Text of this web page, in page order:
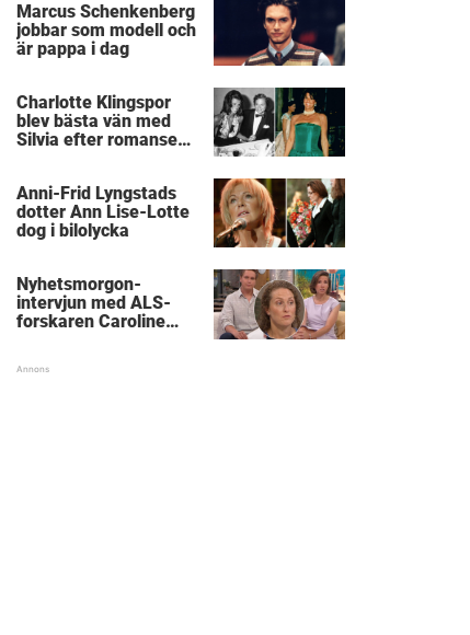
Marcus Schenkenberg
jobbar som modell och
är pappa i dag
Charlotte Klingspor
blev bästa vän med
Silvia efter romansen
Anni-Frid Lyngstads
dotter Ann Lise-Lotte
dog i bilolycka
Nyhetsmorgon-
intervjun med ALS-
forskaren Caroline